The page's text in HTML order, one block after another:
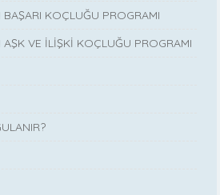
KOÇLUĞU PROGRAMI
VE İLİŞKİ KOÇLUĞU PROGRAMI